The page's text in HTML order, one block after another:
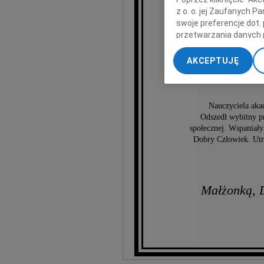
Nauczyciela
Odszedł wybitny
społecznej.
Dobry Człowiek.
Małżonką,
z o. o. jej Zaufanych
swoje preferencje dot.
przetwarzania danych
„Ustawienia
My, nasi Zaufani
dokładnych danych
Przechowywanie
treści, badnie
AKCEPTUJĘ